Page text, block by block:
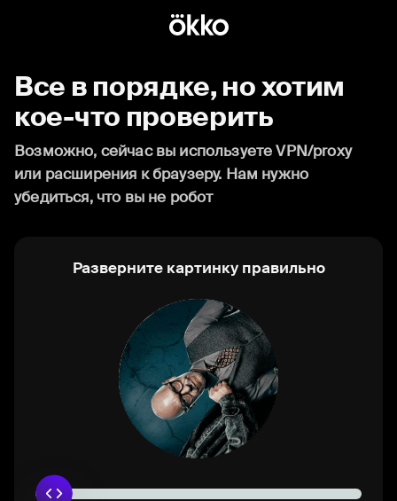
Все в порядке, но хотим
кое-что проверить
Возможно, сейчас вы используете VPN/proxy
или расширения к браузеру. Нам нужно
убедиться, что вы не робот
Разверните картинку правильно